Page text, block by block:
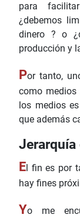
para
¿debemos
dinero ? o
producción y
Por tanto,
como medios
los medios
que además
Jerarquía
El fin es por
hay fines
Yo me